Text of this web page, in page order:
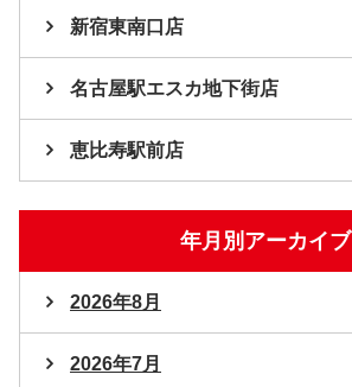
新宿東南口店
名古屋駅エスカ地下街店
恵比寿駅前店
年月別アーカイブ
2026年8月
2026年7月